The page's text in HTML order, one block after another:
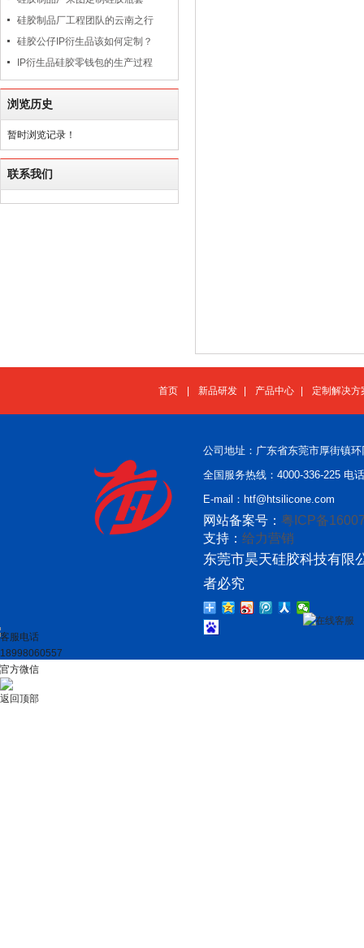
硅胶制品厂工程团队的云南之行
硅胶公仔IP衍生品该如何定制？
IP衍生品硅胶零钱包的生产过程
浏览历史
暂时浏览记录！
联系我们
首页 新品研发 产品中心 定制解决方
公司地址：广东省东莞市厚街镇
全国服务热线：4000-336-225 电
E-mail：htf@htsilicone.com
网站备案号： 粤ICP备
支持： 给力营销
东莞市昊天硅胶科技有限
者必究
在线客服
客服电话
18998060557
官方微信
返回顶部